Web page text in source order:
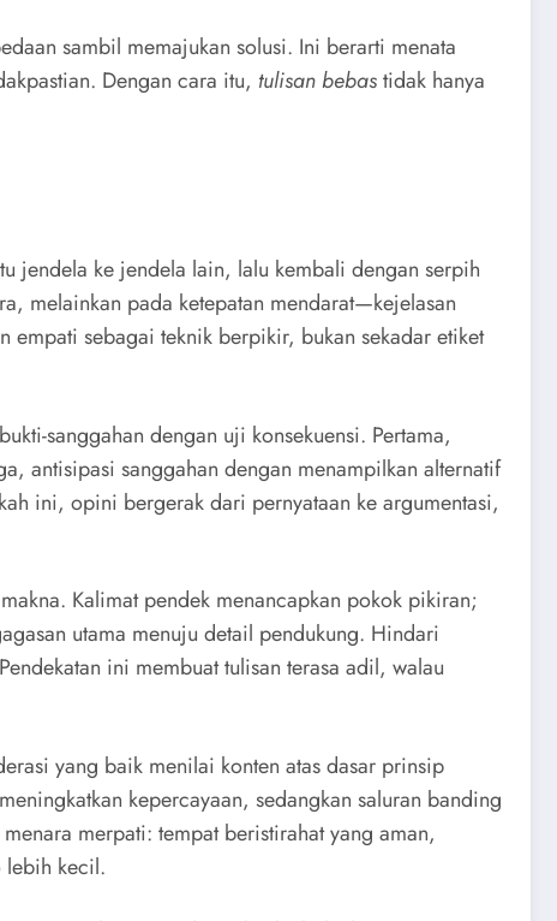
sambil memajukan solusi. Ini berarti menata
Dengan cara itu, tulisan bebastidak hanya
jendela ke jendela lain, lalu kembali dengan serpih
melainkan pada ketepatan mendarat—kejelasan
empati sebagai teknik berpikir, bukan sekadar etiket
sanggahan dengan uji konsekuensi. Pertama,
antisipasi sanggahan dengan menampilkan alternatif
ini, opini bergerak dari pernyataan ke argumentasi,
Kalimat pendek menancapkan pokok pikiran;
utama menuju detail pendukung. Hindari
ini membuat tulisan terasa adil, walau
yang baik menilai konten atas dasar prinsip
kepercayaan, sedangkan saluran banding
merpati: tempat beristirahat yang aman,
lebih kecil.